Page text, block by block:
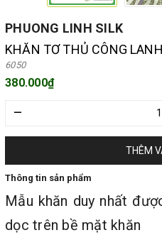
PHUONG LINH SILK
KHĂN TƠ THỦ CÔNG
6050
380.000₫
–
THÊM
Thông tin sản phẩm
Mẫu khăn duy nhất
dọc trên bề mặt khăn